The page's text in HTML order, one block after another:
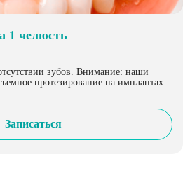
1 челюсть
зубов. Внимание: наши
протезирование на имплантах
Записаться